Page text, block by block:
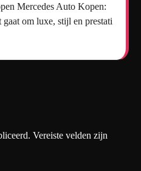
om luxe, stijl en prestati
Vereiste velden zijn